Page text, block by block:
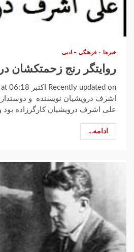
خبرها فرهنگی – ادبی
روایتگر رنج زحمتکشان
اشرف درویشیان نویسنده و
علی اشرف درویشیان کارگرزاده بود
ادامه...